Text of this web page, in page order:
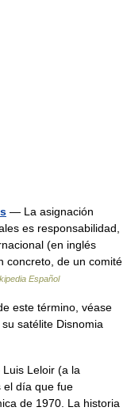
— La asignación
es responsabilidad,
(en inglés
concreto, de un comité
Español
este término, véase
satélite Disnomia
Leloir (a la
el día que fue
de 1970. La historia